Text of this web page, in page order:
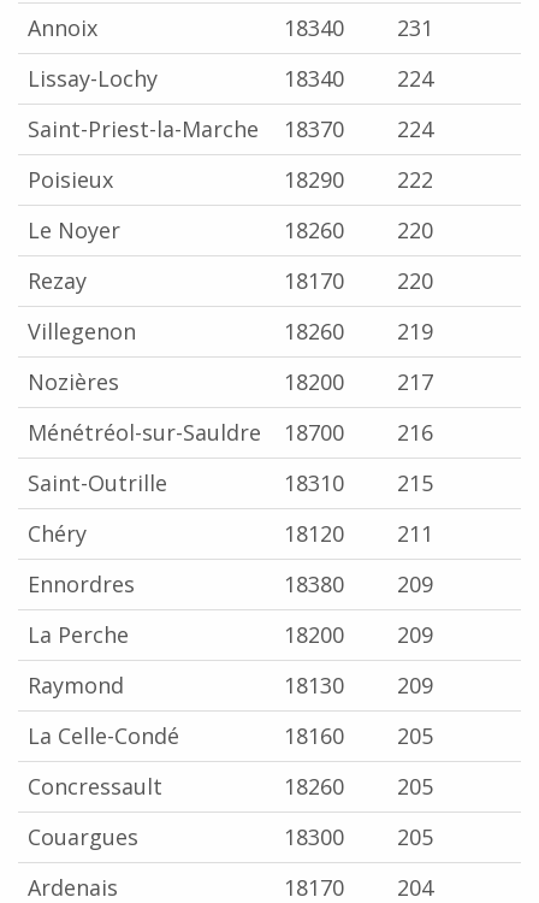
Annoix 18340
231
Lissay-Lochy
18340
224
Saint-Priest-la-Marche
18370
224
Poisieux
18290
222
Le Noyer
18260
220
Rezay
18170
220
Villegenon
18260
219
Nozières
18200
217
Ménétréol-sur-Sauldre
18700
216
Saint-Outrille
18310
215
Chéry
18120
211
Ennordres
18380
209
La Perche
18200
209
Raymond
18130
209
La Celle-Condé
18160
205
Concressault
18260
205
Couargues
18300
205
Ardenais
18170
204